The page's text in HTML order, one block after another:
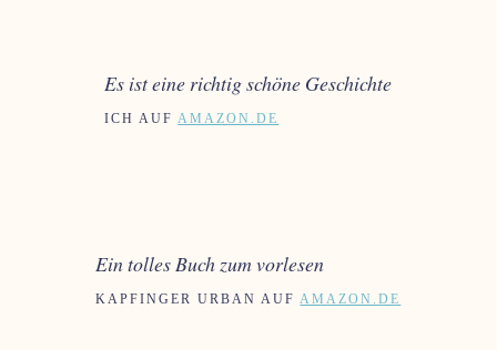
Es ist eine richtig schöne Geschichte
ICH AUFAMAZON.DE
Ein tolles Buch zum vorlesen
KAPFINGER URBAN AUFAMAZON.DE